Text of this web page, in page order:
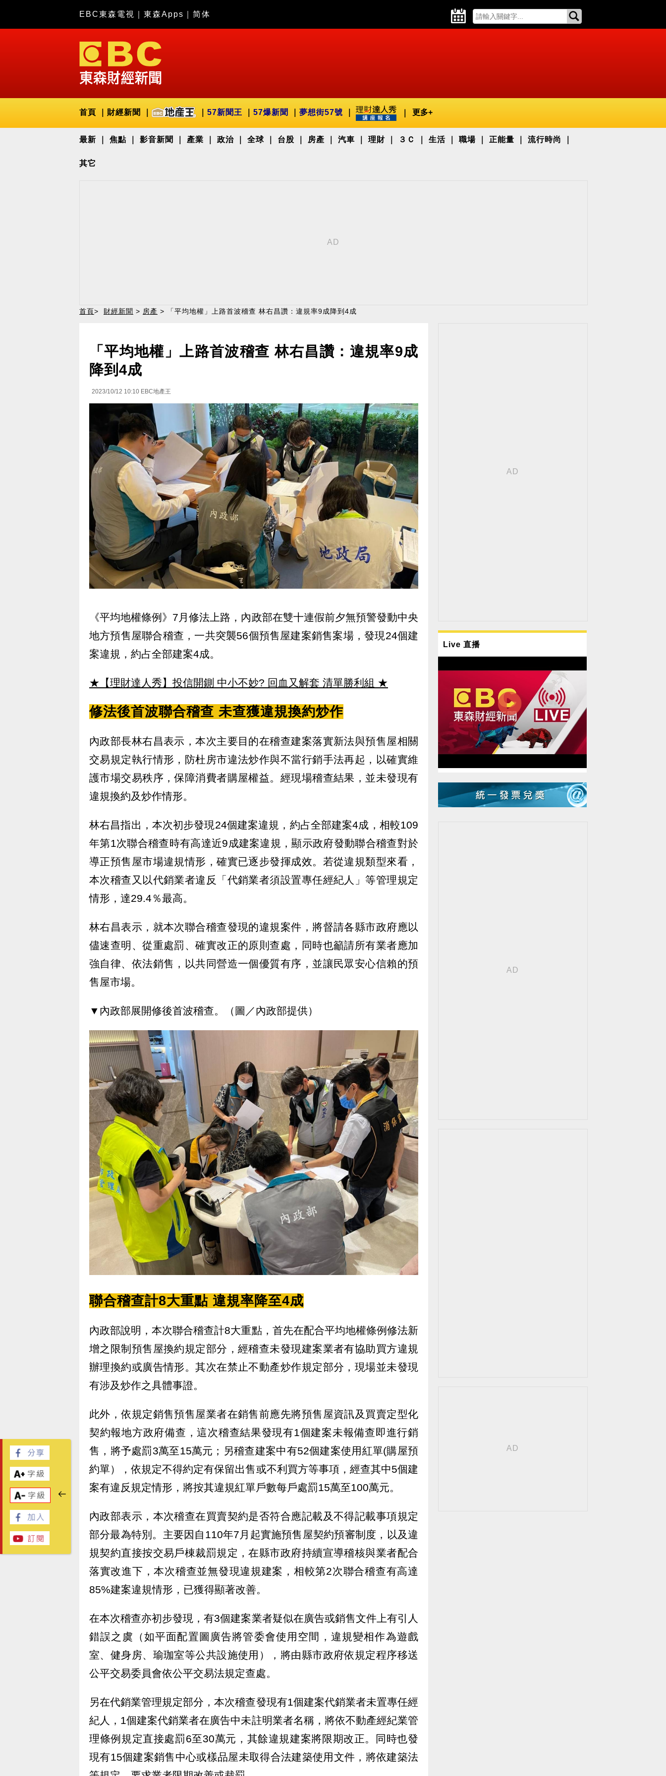
EBC東森電視 東森Apps 简体
首頁 財經新聞 57新聞王 57爆新聞 夢想街57號 更多+
最新 焦點 影音新聞 產業 政治 全球 台股 房產 汽車 理財 ３Ｃ 生活 職場 正能量 流行時尚
其它
首頁> 財經新聞 > 房產 > 「平均地權」上路首波稽查 林右昌讚：違規率9成降到4成
「平均地權」上路首波稽查 林右昌讚：違規率9成
降到4成
2023/10/12 10:10 EBC地產王
《平均地權條例》7月修法上路，內政部在雙十連假前夕無預警發動中央
地方預售屋聯合稽查，一共突襲56個預售屋建案銷售案場，發現24個建
案違規，約占全部建案4成。
★【理財達人秀】投信開鍘 中小不妙? 回血又解套 清單勝利組 ★
修法後首波聯合稽查 未查獲違規換約炒作
內政部長林右昌表示，本次主要目的在稽查建案落實新法與預售屋相關
交易規定執行情形，防杜房市違法炒作與不當行銷手法再起，以確實維
護市場交易秩序，保障消費者購屋權益。經現場稽查結果，並未發現有
違規換約及炒作情形。
林右昌指出，本次初步發現24個建案違規，約占全部建案4成，相較109
年第1次聯合稽查時有高達近9成建案違規，顯示政府發動聯合稽查對於
導正預售屋市場違規情形，確實已逐步發揮成效。若從違規類型來看，
本次稽查又以代銷業者違反「代銷業者須設置專任經紀人」等管理規定
情形，達29.4％最高。
林右昌表示，就本次聯合稽查發現的違規案件，將督請各縣市政府應以
儘速查明、從重處罰、確實改正的原則查處，同時也籲請所有業者應加
強自律、依法銷售，以共同營造一個優質有序，並讓民眾安心信賴的預
售屋市場。
▼內政部展開修後首波稽查。（圖／內政部提供）
聯合稽查計8大重點 違規率降至4成
內政部說明，本次聯合稽查計8大重點，首先在配合平均地權條例修法新
增之限制預售屋換約規定部分，經稽查未發現建案業者有協助買方違規
辦理換約或廣告情形。其次在禁止不動產炒作規定部分，現場並未發現
有涉及炒作之具體事證。
此外，依規定銷售預售屋業者在銷售前應先將預售屋資訊及買賣定型化
契約報地方政府備查，這次稽查結果發現有1個建案未報備查即進行銷
售，將予處罰3萬至15萬元；另稽查建案中有52個建案使用紅單(購屋預
約單），依規定不得約定有保留出售或不利買方等事項，經查其中5個建
案有違反規定情形，將按其違規紅單戶數每戶處罰15萬至100萬元。
內政部表示，本次稽查在買賣契約是否符合應記載及不得記載事項規定
部分最為特別。主要因自110年7月起實施預售屋契約預審制度，以及違
規契約直接按交易戶棟裁罰規定，在縣市政府持續宣導稽核與業者配合
落實改進下，本次稽查並無發現違規建案，相較第2次聯合稽查有高達
85%建案違規情形，已獲得顯著改善。
在本次稽查亦初步發現，有3個建案業者疑似在廣告或銷售文件上有引人
錯誤之虞（如平面配置圖廣告將管委會使用空間，違規變相作為遊戲
室、健身房、瑜珈室等公共設施使用），將由縣市政府依規定程序移送
公平交易委員會依公平交易法規定查處。
另在代銷業管理規定部分，本次稽查發現有1個建案代銷業者未置專任經
紀人，1個建案代銷業者在廣告中未註明業者名稱，將依不動產經紀業管
理條例規定直接處罰6至30萬元，其餘違規建案將限期改正。同時也發
現有15個建案銷售中心或樣品屋未取得合法建築使用文件，將依建築法
Live 直播